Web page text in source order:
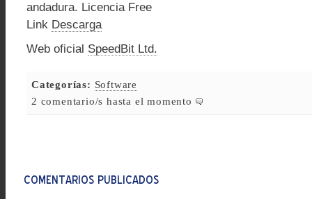
andadura. Licencia Free
Link Descarga
Web oficial SpeedBit Ltd.
Categorías: Software
2 comentario/s hasta el momento